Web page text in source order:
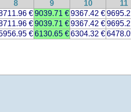
8 9 10 11
€9039.71 €9367.42 €
€9039.71 €9367.42 €
€6130.65 €6304.32 €